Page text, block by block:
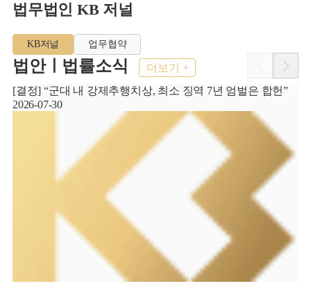
법무법인 KB 저널
KB저널 업무협약
법안ㅣ법률소식
더보기 +
[결정] “군대 내 강제추행치상, 최소 징역 7년 엄벌은 합헌”
2026-07-30